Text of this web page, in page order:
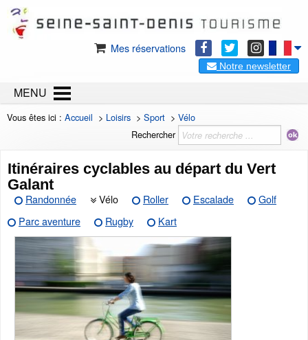
Mes réservations
Notre newsletter
MENU
Vous êtes ici : Accueil > Loisirs > Sport > Vélo
Rechercher
Itinéraires cyclables au départ du Vert
Galant
Randonnée Vélo Roller Escalade
Golf
Parc aventure
Rugby Kart